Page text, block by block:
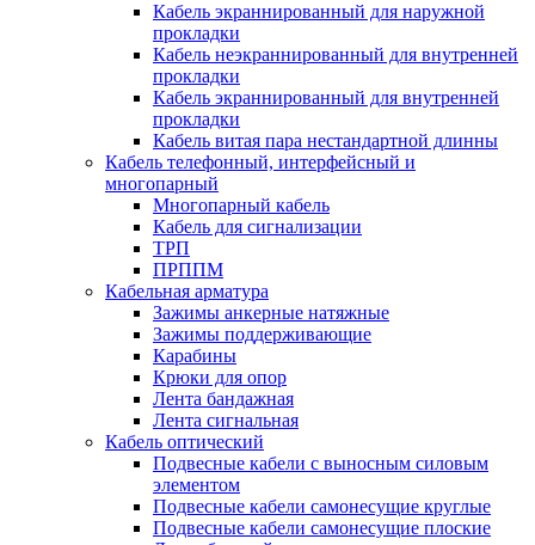
Кабель экраннированный для наружной
прокладки
Кабель неэкраннированный для внутренней
прокладки
Кабель экраннированный для внутренней
прокладки
Кабель витая пара нестандартной длинны
Кабель телефонный, интерфейсный и
многопарный
Многопарный кабель
Кабель для сигнализации
ТРП
ПРППМ
Кабельная арматура
Зажимы анкерные натяжные
Зажимы поддерживающие
Карабины
Крюки для опор
Лента бандажная
Лента сигнальная
Кабель оптический
Подвесные кабели с выносным силовым
элементом
Подвесные кабели самонесущие круглые
Подвесные кабели самонесущие плоские